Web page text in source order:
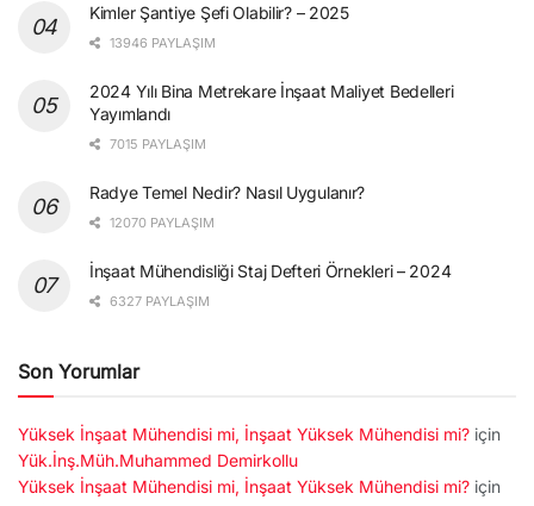
Kimler Şantiye Şefi Olabilir? – 2025
13946 PAYLAŞIM
2024 Yılı Bina Metrekare İnşaat Maliyet Bedelleri
Yayımlandı
7015 PAYLAŞIM
Radye Temel Nedir? Nasıl Uygulanır?
12070 PAYLAŞIM
İnşaat Mühendisliği Staj Defteri Örnekleri – 2024
6327 PAYLAŞIM
Son Yorumlar
Yüksek İnşaat Mühendisi mi, İnşaat Yüksek Mühendisi mi? için
Yük.İnş.Müh.Muhammed Demirkollu
Yüksek İnşaat Mühendisi mi, İnşaat Yüksek Mühendisi mi? için